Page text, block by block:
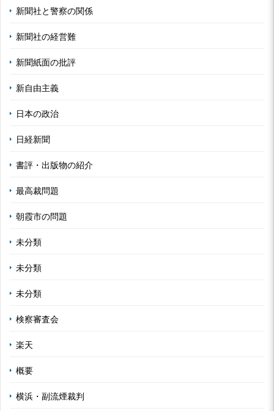
新聞社と警察の関係
新聞社の経営難
新聞紙面の批評
新自由主義
日本の政治
日経新聞
書評・出版物の紹介
最高裁問題
朝霞市の問題
未分類
未分類
未分類
検察審査会
楽天
概要
横浜・副流煙裁判